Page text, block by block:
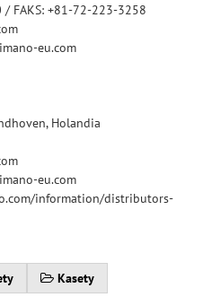
FAKS: +81-72-223-3258
eu.com
Holandia
eu.com
information/distributors-
Kasety